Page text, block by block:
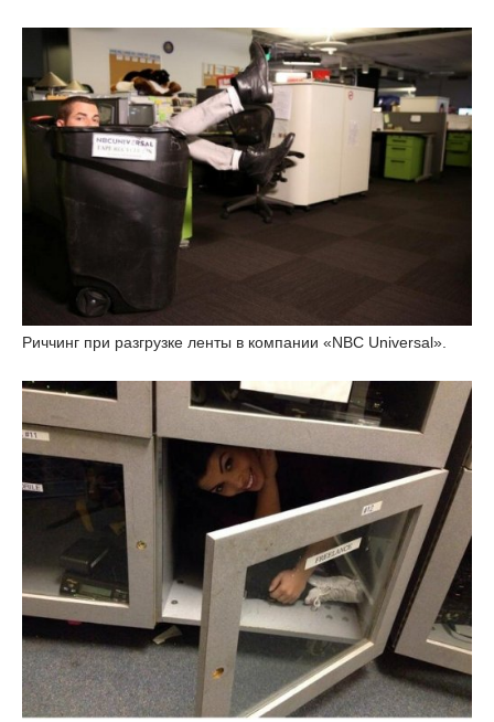
Риччинг при разгрузке ленты в компании «NBC Universal».